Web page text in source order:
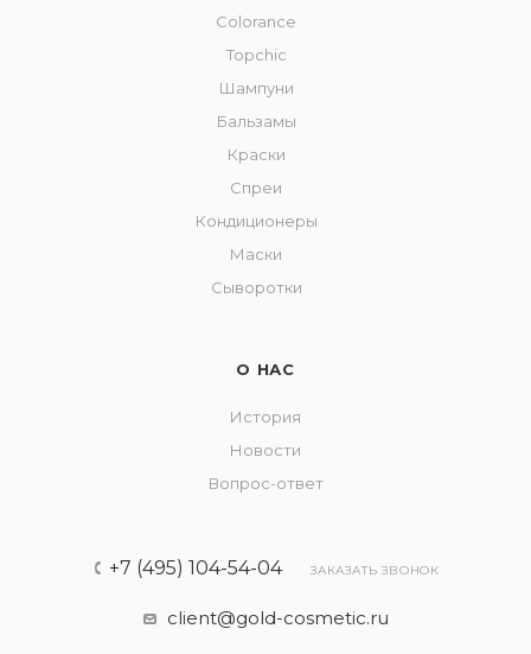
Colorance
Topchic
Шампуни
Бальзамы
Краски
Спреи
Кондиционеры
Маски
Сыворотки
О НАС
История
Новости
Вопрос-ответ
+7 (495) 104-54-04 ЗАКАЗАТЬ ЗВОНОК
client@gold-cosmetic.ru